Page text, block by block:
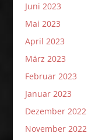
Juni 2023
Mai 2023
April 2023
März 2023
Februar 2023
Januar 2023
Dezember 2022
November 2022